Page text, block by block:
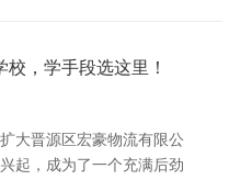
，学手段选这里！
大晋源区宏豪物流有限公
起，成为了一个充满后劲